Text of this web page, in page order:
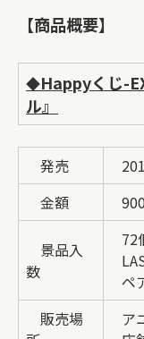
【商品概要】
◆Happyくじ-
ル』
発売
金額
景品入
数
72
ペ
販売場
ア